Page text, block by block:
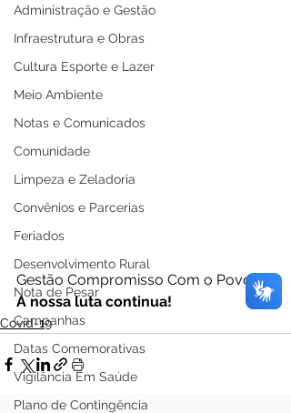
Administração e Gestão
Infraestrutura e Obras
Cultura Esporte e Lazer
Meio Ambiente
Notas e Comunicados
Comunidade
Limpeza e Zeladoria
Convênios e Parcerias
Feriados
Desenvolvimento Rural
Nota de Pesar
Campanhas
Datas Comemorativas
Vigilância Em Saúde
Plano de Contingência
Gestão Compromisso Com o Povo.
A nossa luta continua!
Covid-19